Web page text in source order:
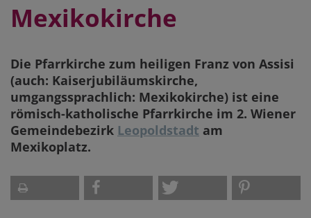
Mexikokirche
Die Pfarrkirche zum heiligen Franz von Assisi
(auch: Kaiserjubiläumskirche,
umgangssprachlich: Mexikokirche) ist eine
römisch-katholische Pfarrkirche im 2. Wiener
Gemeindebezirk Leopoldstadt am
Mexikoplatz.